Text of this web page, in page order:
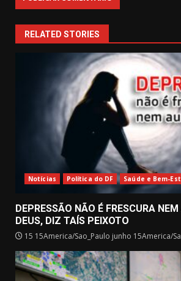
RELATED STORIES
Notícias Política do DF Saúde e Bem-
DEPRESSÃO NÃO É FRESCURA
DEUS, DIZ TAÍS PEIXOTO
15 15America/Sao_Paulo junho 15America/